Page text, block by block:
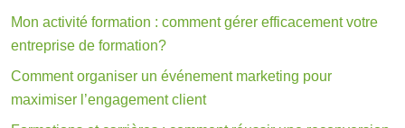
Mon activité formation : comment gérer efficacement votre
entreprise de formation?
Comment organiser un événement marketing pour
maximiser l’engagement client